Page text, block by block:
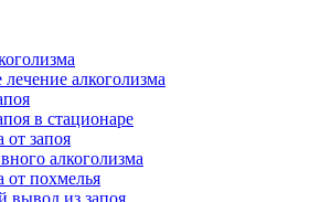
алкоголизма
в стационаре
от запоя
алкоголизма
от похмелья
из запоя